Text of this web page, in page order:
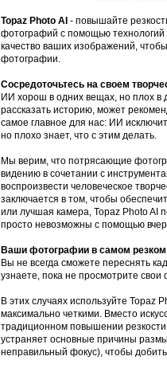
Topaz Photo AI - повышайте
фотографий с помощью
качество ваших изображений,
фотографии.
Сосредоточьтесь на своем
ИИ хорош в одних вещах, но плох в
рассказать историю, может
самое главное для нас: ИИ
но плохо знает, что с этим делать.
Мы верим, что потрясающие
видению в сочетании с
воспроизвести человеческое
заключается в том, чтобы
или лучшая камера, Topaz Photo AI
просто невозможны с помощью
Ваши фотографии в самом
Вы не всегда сможете переснять
узнаете, пока не просмотрите
В этих случаях используйте
максимально четкими. Вместо
традиционном повышении
устраняет основные причины
неправильный фокус), чтобы